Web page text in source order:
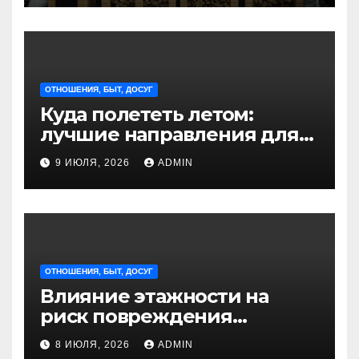
ОТНОШЕНИЯ, БЫТ, ДОСУГ
Куда полететь летом:
лучшие направления для
отдыха из Санкт-
Петербурга
9 ИЮЛЯ, 2026 ADMIN
ОТНОШЕНИЯ, БЫТ, ДОСУГ
Влияние этажности на
риск повреждения
недвижимости
8 ИЮЛЯ, 2026 ADMIN